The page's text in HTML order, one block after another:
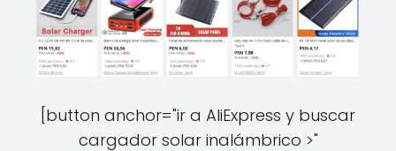
[button anchor="ir a AliExpress y buscar
cargador solar inalámbrico >"